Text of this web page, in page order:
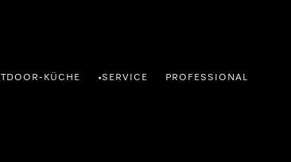
KÜCHE •SERVICE PROFESSIONAL